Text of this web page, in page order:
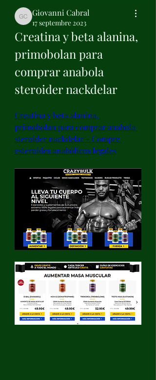
Giovanni Cabral
Giovanni Cabral
17 septembre 2023
Creatina y beta alanina,
primobolan para
comprar anabola
steroider nackdelar
Creatina y beta alanina,
primobolan para comprar anabola
steroider nackdelar - Compre
esteroides anabólicos legales